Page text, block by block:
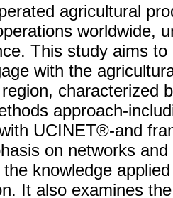
agricultural
worldwide,
This study aims
with the
characterized
approach-
UCINET®-and
on networks
knowledge
It also examines